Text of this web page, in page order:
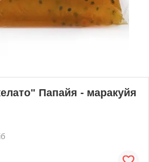
Папайя - маракуйя